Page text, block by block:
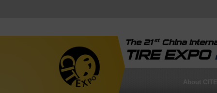
The 21stChina
TIRE EXPO
About